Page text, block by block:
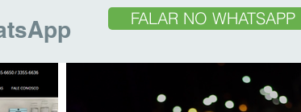
FALAR NO WHATSAPP